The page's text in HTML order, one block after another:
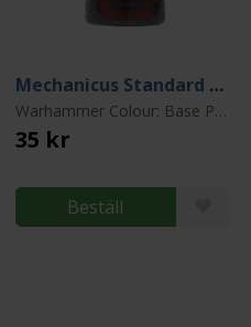
Mechanicus Standard Grey
Warhammer Colour: Base Paint
35 kr
Beställ